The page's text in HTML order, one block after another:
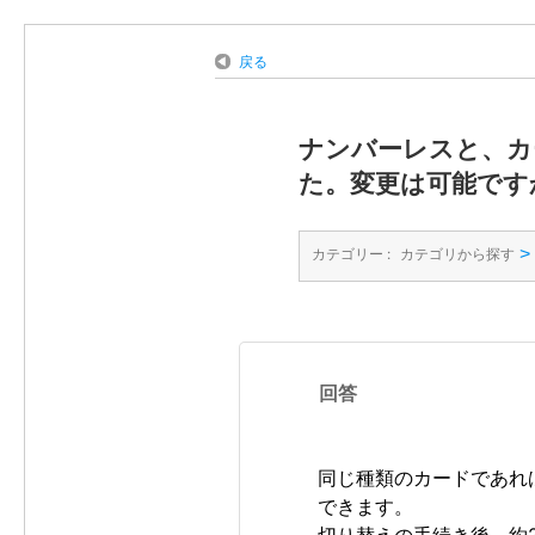
戻る
ナンバーレスと、
た。変更は可能で
カテゴリー : カテゴリから探す >
回答
同じ種類のカードであ
できます。